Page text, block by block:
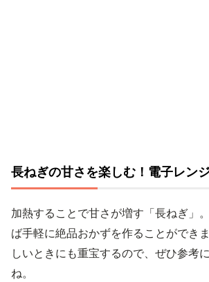
長ねぎの甘さを楽しむ！電子レン
加熱することで甘さが増す「長ねぎ」
ば手軽に絶品おかずを作ることができ
しいときにも重宝するので、ぜひ参考
ね。